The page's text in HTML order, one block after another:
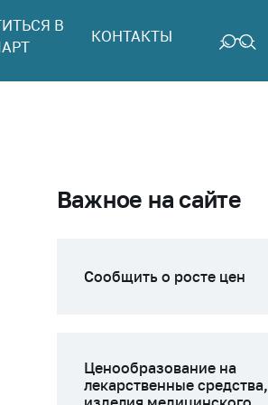
В
КОНТАКТЫ
Важное на сайте
Сообщить о росте цен
Ценообразование на
лекарственные средства,